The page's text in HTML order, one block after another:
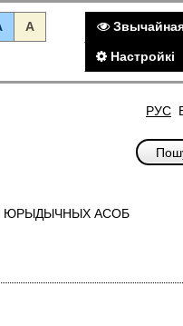
A
Настройкi
РУС
ЮРЫДЫЧНЫХ АСОБ